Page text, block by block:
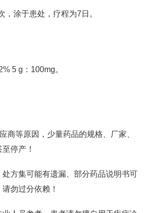
，涂于患处，疗程为7日。
5 g：100mg。
商等原因，少量药品的规格、厂家、
停产！
处方集可能有遗漏、部分药品说明书可
勿过分依赖！